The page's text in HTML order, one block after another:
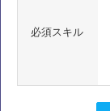
必須スキル